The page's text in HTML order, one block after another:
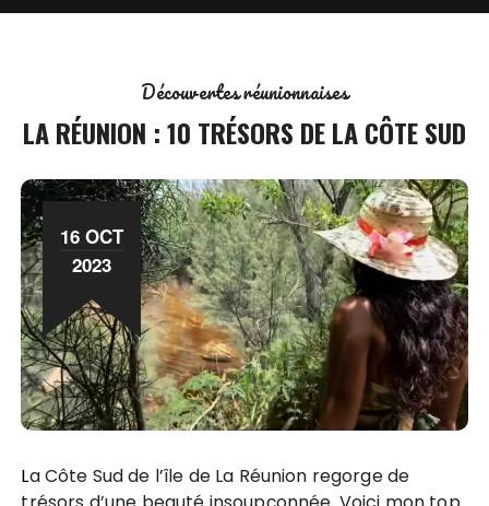
Découvertes réunionnaises
LA RÉUNION : 10 TRÉSORS DE LA CÔTE SUD
16 OCT
2023
La Côte Sud de l’île de La Réunion regorge de